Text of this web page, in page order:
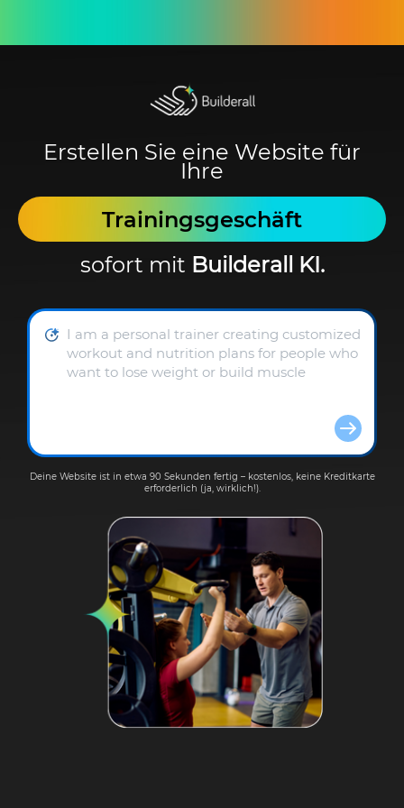
Erstellen Sie eine Website für
Ihre
Trainingsgeschäft
sofort mit Builderall KI.
Deine Website ist in etwa 90 Sekunden fertig – kostenlos, keine Kreditkarte
erforderlich (ja, wirklich!).